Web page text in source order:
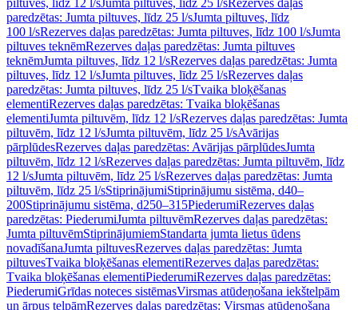
piltuves, līdz 12 l/sJumta piltuves, līdz 25 l/sRezerves daļas
paredzētas: Jumta piltuves, līdz 25 l/sJumta piltuves, līdz
100 l/sRezerves daļas paredzētas: Jumta piltuves, līdz 100 l/sJumta
piltuves teknēmRezerves daļas paredzētas: Jumta piltuves
teknēmJumta piltuves, līdz 12 l/sRezerves daļas paredzētas: Jumta
piltuves, līdz 12 l/sJumta piltuves, līdz 25 l/sRezerves daļas
paredzētas: Jumta piltuves, līdz 25 l/sTvaika bloķēšanas
elementiRezerves daļas paredzētas: Tvaika bloķēšanas
elementiJumta piltuvēm, līdz 12 l/sRezerves daļas paredzētas: Jumta
piltuvēm, līdz 12 l/sJumta piltuvēm, līdz 25 l/sAvārijas
pārplūdesRezerves daļas paredzētas: Avārijas pārplūdesJumta
piltuvēm, līdz 12 l/sRezerves daļas paredzētas: Jumta piltuvēm, līdz
12 l/sJumta piltuvēm, līdz 25 l/sRezerves daļas paredzētas: Jumta
piltuvēm, līdz 25 l/sStiprinājumiStiprinājumu sistēma, d40–
200Stiprinājumu sistēma, d250–315PiederumiRezerves daļas
paredzētas: PiederumiJumta piltuvēmRezerves daļas paredzētas:
Jumta piltuvēmStiprinājumiemStandarta jumta lietus ūdens
novadīšanaJumta piltuvesRezerves daļas paredzētas: Jumta
piltuvesTvaika bloķēšanas elementiRezerves daļas paredzētas:
Tvaika bloķēšanas elementiPiederumiRezerves daļas paredzētas:
PiederumiGrīdas noteces sistēmasVirsmas atūdeņošana iekštelpām
un ārpus telpāmRezerves daļas paredzētas: Virsmas atūdeņošana